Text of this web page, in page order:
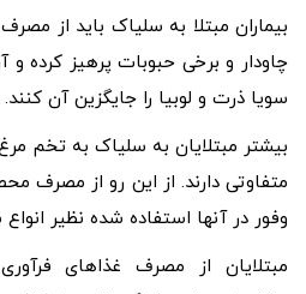
بیماران مبتلا به سلیاک باید از
چاودار و برخی حبوبات پرهیز کرده
سویا ذرت و لوبیا را جایگزین آن کنند.
بیشتر مبتلایان به سلیاک به تخم
متفاوتی دارند. از این رو از مصرف
وفور در آنها استفاده شده نظیر
مبتلایان از مصرف غذاهای